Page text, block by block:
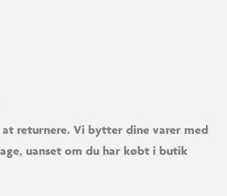
at returnere. Vi bytter dine varer med
uanset om du har købt i butik